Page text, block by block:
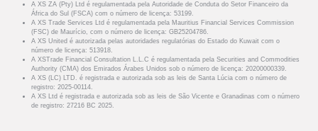
A XS ZA (Pty) Ltd é regulamentada pela Autoridade de Conduta do Setor Financeiro da
África do Sul (FSCA) com o número de licença: 53199.
A XS Trade Services Ltd é regulamentada pela Mauritius Financial Services Commission
(FSC) de Maurício, com o número de licença: GB25204786.
A XS United é autorizada pelas autoridades regulatórias do Estado do Kuwait com o
número de licença: 513918.
A XSTrade Financial Consultation L.L.C é regulamentada pela Securities and Commodities
Authority (CMA) dos Emirados Árabes Unidos sob o número de licença: 20200000339.
A XS (LC) LTD. é registrada e autorizada sob as leis de Santa Lúcia com o número de
registro: 2025-00114.
A XS Ltd é registrada e autorizada sob as leis de São Vicente e Granadinas com o número
de registro: 27216 BC 2025.